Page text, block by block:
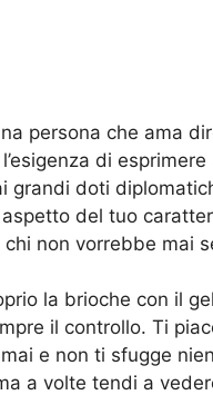
persona che ama
di
grandi doti
del tuo
non vorrebbe mai
la brioche con il
il controllo. Ti
e non ti sfugge
a volte tendi a